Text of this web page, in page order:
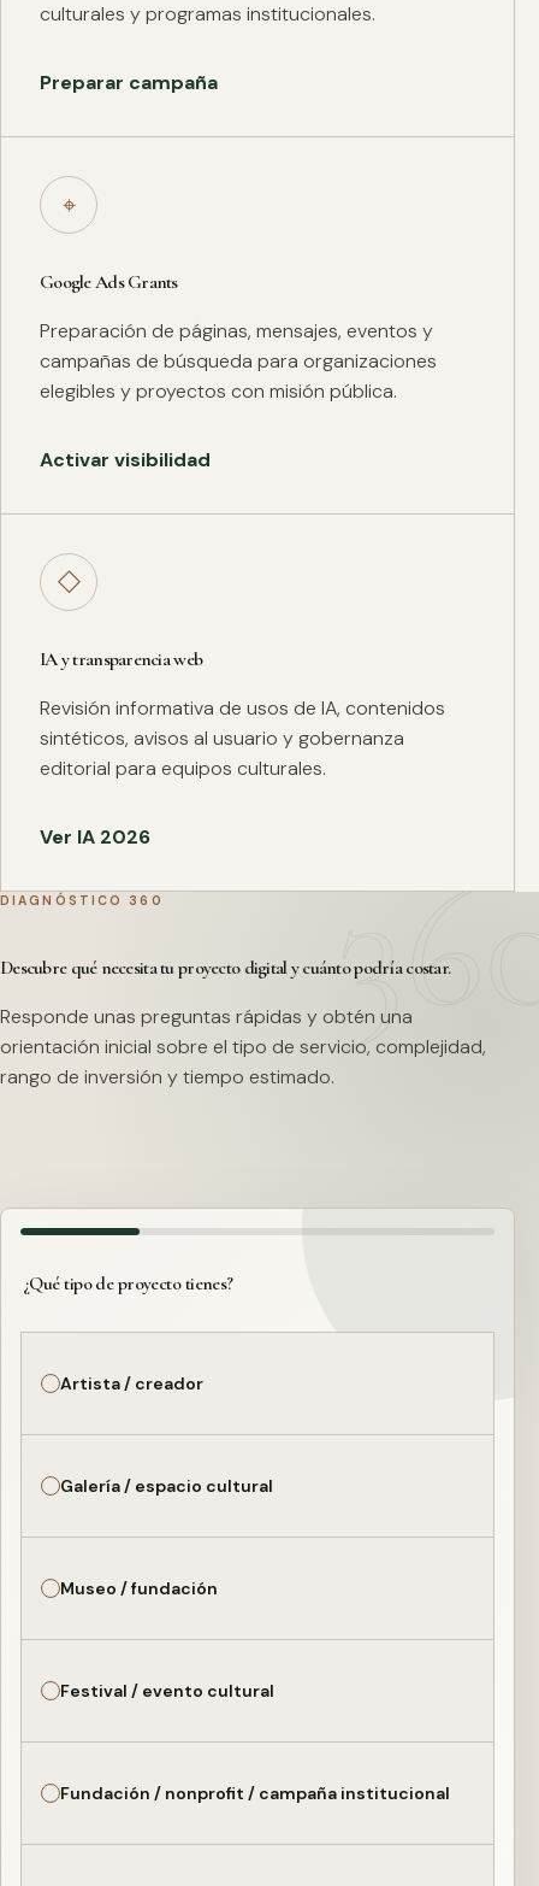
culturales y programas institucionales.
Preparar campaña
⌖
Google Ads Grants
Preparación de páginas, mensajes, eventos y
campañas de búsqueda para organizaciones
elegibles y proyectos con misión pública.
Activar visibilidad
◇
IA y transparencia web
Revisión informativa de usos de IA, contenidos
sintéticos, avisos al usuario y gobernanza
editorial para equipos culturales.
Ver IA 2026
DIAGNÓSTICO 360
Descubre qué necesita tu proyecto digital y cuánto podría costar.
Responde unas preguntas rápidas y obtén una
orientación inicial sobre el tipo de servicio, complejidad,
rango de inversión y tiempo estimado.
¿Qué tipo de proyecto tienes?
Artista / creador
Galería / espacio cultural
Museo / fundación
Festival / evento cultural
Fundación / nonprofit / campaña institucional